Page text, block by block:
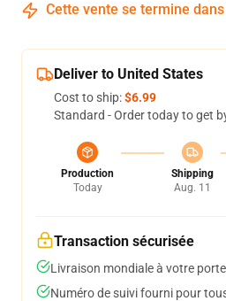
Cette vente se termine dans
Deliver to United States
Cost to ship:$6.99
Standard - Order today to get
Production
Today
Shipping
Aug. 11
Transaction sécurisée
Livraison mondiale à votre porte
Numéro de suivi fourni pour